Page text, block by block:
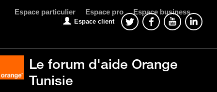
Espace particulier Espace pro Espace business
Espace client
Le forum d'aide Orange
Tunisie